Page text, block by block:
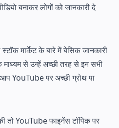
बनाकर लोगों को जानकारी दे
मार्केट के बारे में बेसिक जानकारी
माध्यम से उन्हें अच्छी तरह से इन सभी
YouTube पर अच्छी ग्रोथ पा
तो YouTube फाइनेंस टॉपिक पर